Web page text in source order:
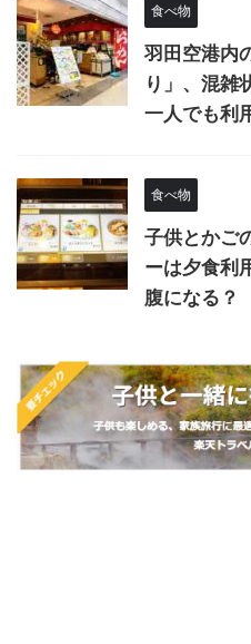
食べ物
羽田空港内
り」、混雑
一人でも利
食べ物
子供とかご
ーは夕食利
腹になる？